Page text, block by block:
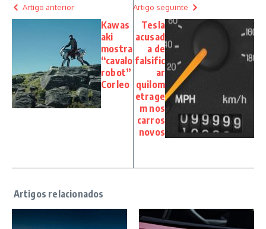
Artigo anterior
Kawas
aki
mostra
“cavalo
robot”
Corleo
Artigo seguinte
Tesla
acusad
a de
falsific
ar
quilom
etrage
m nos
carros
novos